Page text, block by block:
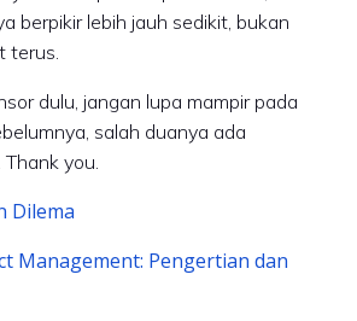
berpikir lebih jauh sedikit, bukan
terus.
dulu, jangan lupa mampir pada
salah duanya ada
you.
Dilema
Management: Pengertian dan